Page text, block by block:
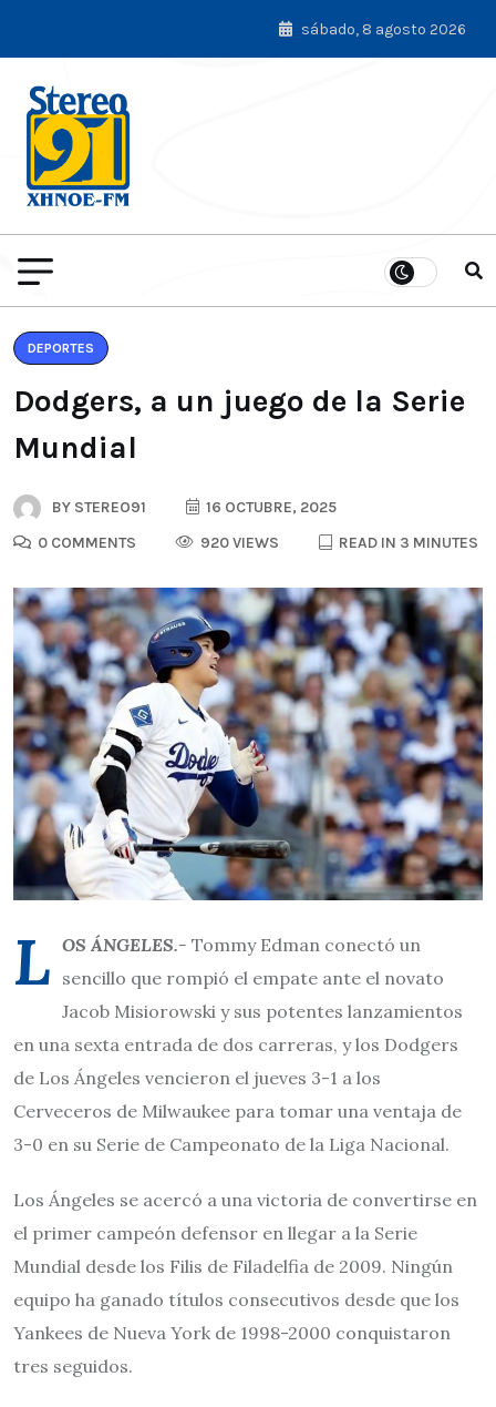
sábado, 8 agosto 2026
DEPORTES
Dodgers, a un juego de la Serie
Mundial
BY STEREO91
16 OCTUBRE, 2025
0 COMMENTS
920 VIEWS READ IN 3 MINUTES
L OS ÁNGELES.- Tommy Edman conectó un
sencillo que rompió el empate ante el novato
Jacob Misiorowski y sus potentes lanzamientos
en una sexta entrada de dos carreras, y los Dodgers
de Los Ángeles vencieron el jueves 3-1 a los
Cerveceros de Milwaukee para tomar una ventaja de
3-0 en su Serie de Campeonato de la Liga Nacional.
Los Ángeles se acercó a una victoria de convertirse en
el primer campeón defensor en llegar a la Serie
Mundial desde los Filis de Filadelfia de 2009. Ningún
equipo ha ganado títulos consecutivos desde que los
Yankees de Nueva York de 1998-2000 conquistaron
tres seguidos.